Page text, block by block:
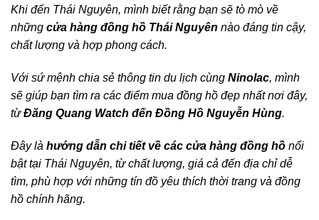
Khi đến Thái Nguyên, mình biết rằng bạn sẽ tò mò về
những cửa hàng đồng hồ Thái Nguyên nào đáng tin cậy,
chất lượng và hợp phong cách.
Với sứ mệnh chia sẻ thông tin du lịch cùng Ninolac, mình
sẽ giúp bạn tìm ra các điểm mua đồng hồ đẹp nhất nơi đây,
từĐăng Quang Watch đến Đồng Hồ Nguyễn Hùng.
Đây là hướng dẫn chi tiết về các cửa hàng đồng hồ nổi
bật tại Thái Nguyên, từ chất lượng, giá cả đến địa chỉ dễ
tìm, phù hợp với những tín đồ yêu thích thời trang và đồng
hồ chính hãng.